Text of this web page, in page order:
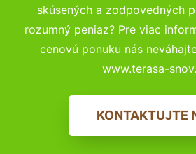
skúsených a zodpovedných
rozumný peniaz? Pre viac
cenovú ponuku nás
www.terasa-
KONTAKTUJTE